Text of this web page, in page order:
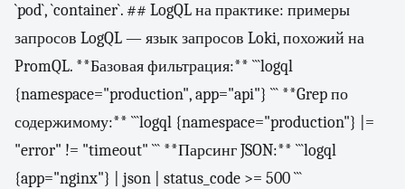
`pod`, `container`. ## LogQL на практике: примеры
запросов LogQL — язык запросов Loki, похожий на
PromQL. **Базовая фильтрация:** ```logql
{namespace="production", app="api"} ``` **Grep по
содержимому:** ```logql {namespace="production"} |=
"error" != "timeout" ``` **Парсинг JSON:** ```logql
{app="nginx"} | json | status_code >= 500 ```